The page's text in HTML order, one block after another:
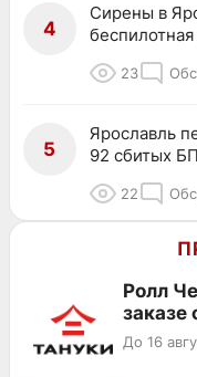
4
Сирены в
23
5
Ярославль
92 сбитых
22
Ролл
заказе
До 16